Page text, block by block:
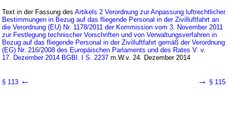
Text in der Fassung desArtikels 2 Verordnung zur Anpassung luftrechtlicher
Bestimmungen in Bezug auf das fliegende Personal in der Zivilluftfahrt an
die Verordnung (EU) Nr. 1178/2011 der Kommission vom 3. November 2011
zur Festlegung technischer Vorschriften und von Verwaltungsverfahren in
Bezug auf das fliegende Personal in der Zivilluftfahrt gemäß der Verordnung
(EG) Nr. 216/2008 des Europäischen Parlaments und des Rates V. v.
17. Dezember 2014 BGBl. I S. 2237 m.W.v. 24. Dezember 2014
§ 113 ← → § 115